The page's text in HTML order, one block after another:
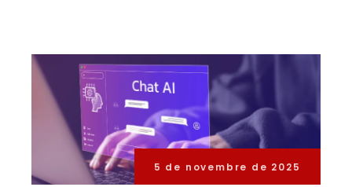
5 de novembre de 2025